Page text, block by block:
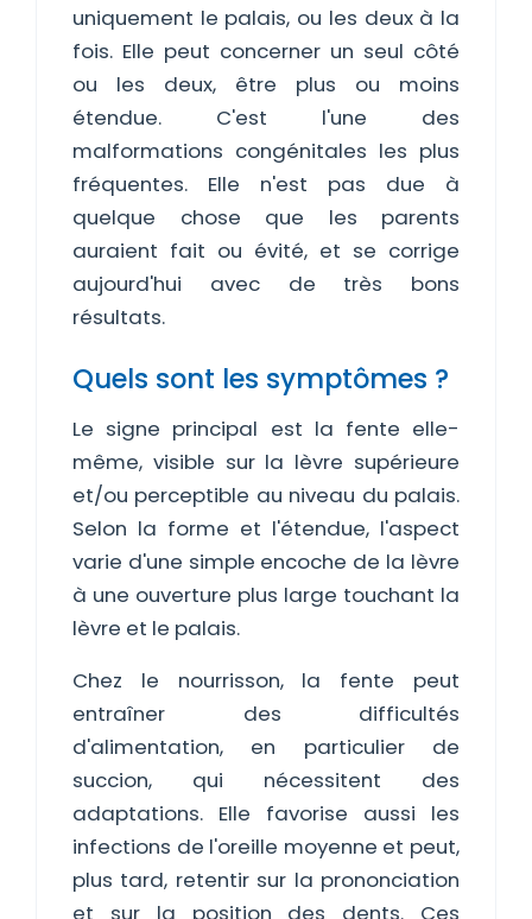
uniquement le palais, ou les deux à la
fois. Elle peut concerner un seul côté
ou les deux, être plus ou moins
étendue. C'est l'une des
malformations congénitales les plus
fréquentes. Elle n'est pas due à
quelque chose que les parents
auraient fait ou évité, et se corrige
aujourd'hui avec de très bons
résultats.
Quels sont les symptômes ?
Le signe principal est la fente elle-
même, visible sur la lèvre supérieure
et/ou perceptible au niveau du palais.
Selon la forme et l'étendue, l'aspect
varie d'une simple encoche de la lèvre
à une ouverture plus large touchant la
lèvre et le palais.
Chez le nourrisson, la fente peut
entraîner des difficultés
d'alimentation, en particulier de
succion, qui nécessitent des
adaptations. Elle favorise aussi les
infections de l'oreille moyenne et peut,
plus tard, retentir sur la prononciation
et sur la position des dents. Ces